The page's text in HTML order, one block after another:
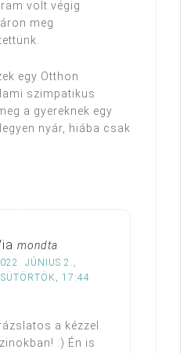
volt végig
meg
egy Otthon
szimpatikus
a gyereknek egy
nyár, hiába csak
mondta
JÚNIUS 2.,
17:44
a kézzel
:) Én is